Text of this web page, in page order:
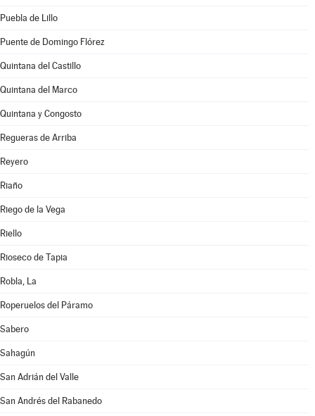
Puebla de Lillo
Puente de Domingo Flórez
Quintana del Castillo
Quintana del Marco
Quintana y Congosto
Regueras de Arriba
Reyero
Riaño
Riego de la Vega
Riello
Rioseco de Tapia
Robla, La
Roperuelos del Páramo
Sabero
Sahagún
San Adrián del Valle
San Andrés del Rabanedo